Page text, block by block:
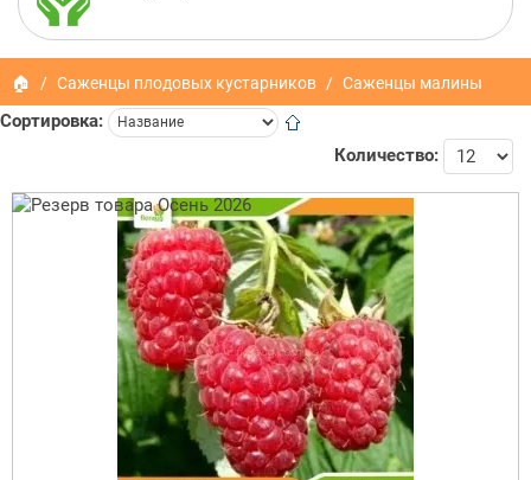
🏠 Саженцы плодовых кустарников Саженцы малины
Сортировка:
Количество: